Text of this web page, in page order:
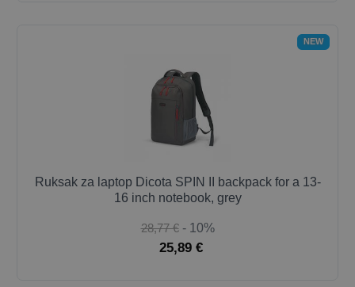
NEW
Ruksak za laptop Dicota SPIN II backpack for a 13-
16 inch notebook, grey
28,77 € - 10%
25,89 €